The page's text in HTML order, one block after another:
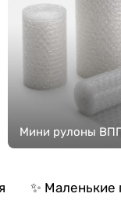
Мини рулоны
✨